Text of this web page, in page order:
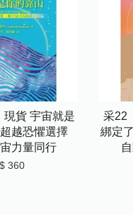
現貨 宇宙就是
越恐懼選擇
力量同行
360
采22
綁定